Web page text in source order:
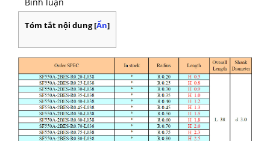
Tóm tắt nội dung[Ẩn]